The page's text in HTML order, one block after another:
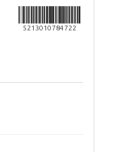
5213010784722